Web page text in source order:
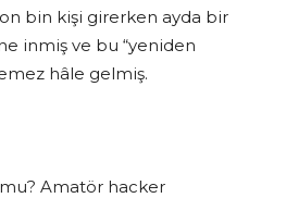
bin kişi girerken ayda bir
inmiş ve bu “yeniden
hâle gelmiş.
Amatör hacker